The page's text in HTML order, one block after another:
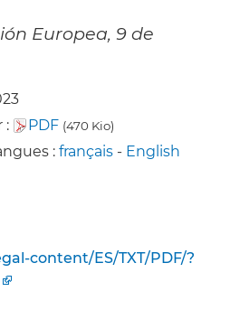
Europea, 9 de
:
PDF (470 Kio)
: français - English
content/ES/TXT/PDF/?